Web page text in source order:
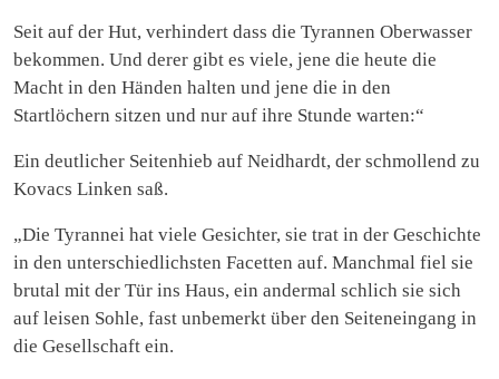
Seit auf der Hut, verhindert dass die Tyrannen Oberwasser
bekommen. Und derer gibt es viele, jene die heute die
Macht in den Händen halten und jene die in den
Startlöchern sitzen und nur auf ihre Stunde warten:“
Ein deutlicher Seitenhieb auf Neidhardt, der schmollend zu
Kovacs Linken saß.
„Die Tyrannei hat viele Gesichter, sie trat in der Geschichte
in den unterschiedlichsten Facetten auf. Manchmal fiel sie
brutal mit der Tür ins Haus, ein andermal schlich sie sich
auf leisen Sohle, fast unbemerkt über den Seiteneingang in
die Gesellschaft ein.